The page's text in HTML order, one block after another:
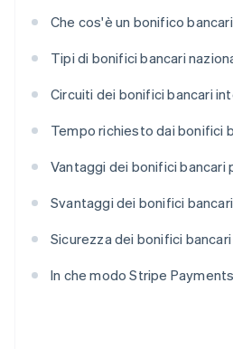
Che cos'è un bonifico
Tipi di bonifici bancari
Circuiti dei bonifici bancari
Tempo richiesto dai bonifici
Vantaggi dei bonifici bancari
Svantaggi dei bonifici
Sicurezza dei bonifici bancari
In che modo Stripe